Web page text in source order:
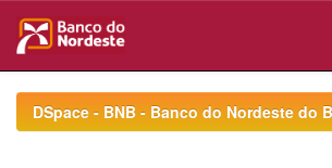
navigationDSpace - BNB - Banco do Nordeste do